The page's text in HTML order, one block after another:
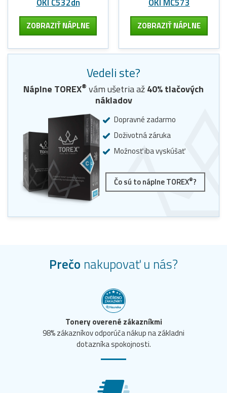
OKI C532dn
ZOBRAZIŤ NÁPLNE
OKI MC573
ZOBRAZIŤ NÁPLNE
Vedeli ste?
Náplne TOREX® vám ušetria až40% tlačových
nákladov
Dopravné zadarmo
Doživotná záruka
Možnosť iba vyskúšať
Čo sú to náplne TOREX®?
Prečo nakupovať u nás?
Tonery overené zákazníkmi
98% zákazníkov odporúča nákup na základni
dotazníka spokojnosti.